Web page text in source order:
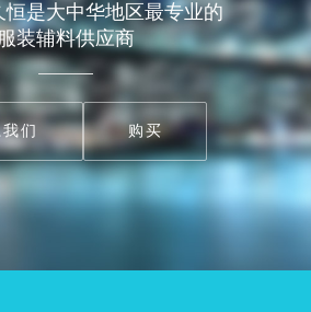
恒是大中华地区最专业的
装辅料供应商
们 购买